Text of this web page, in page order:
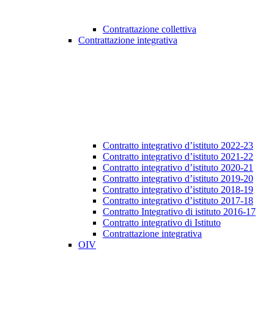
Contrattazione collettiva
Contrattazione integrativa
Contratto integrativo d’istituto 2022-23
Contratto integrativo d’istituto 2021-22
Contratto integrativo d’istituto 2020-21
Contratto integrativo d’istituto 2019-20
Contratto integrativo d’istituto 2018-19
Contratto integrativo d’istituto 2017-18
Contratto Integrativo di istituto 2016-17
Contratto integrativo di Istituto
Contrattazione integrativa
OIV